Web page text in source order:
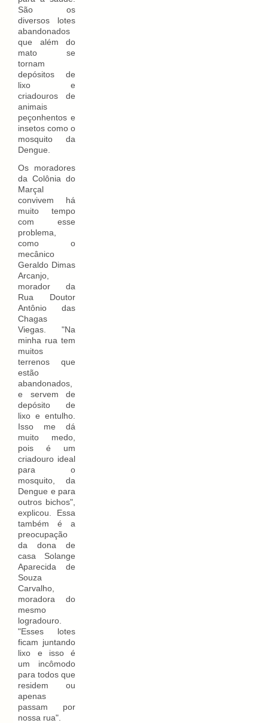
São os
diversos lotes
abandonados
que além do
mato se
tornam
depósitos de
lixo e
criadouros de
animais
peçonhentos e
insetos como o
mosquito da
Dengue.
Os moradores
da Colônia do
Marçal
convivem há
muito tempo
com esse
problema,
como o
mecânico
Geraldo Dimas
Arcanjo,
morador da
Rua Doutor
Antônio das
Chagas
Viegas. "Na
minha rua tem
muitos
terrenos que
estão
abandonados,
e servem de
depósito de
lixo e entulho.
Isso me dá
muito medo,
pois é um
criadouro ideal
para o
mosquito, da
Dengue e para
outros bichos",
explicou. Essa
também é a
preocupação
da dona de
casa Solange
Aparecida de
Souza
Carvalho,
moradora do
mesmo
logradouro.
"Esses lotes
ficam juntando
lixo e isso é
um incômodo
para todos que
residem ou
apenas
passam por
nossa rua".